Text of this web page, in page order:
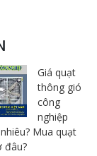
Giá quạt
thông gió
công
nghiệp
Mua quạt
đâu?